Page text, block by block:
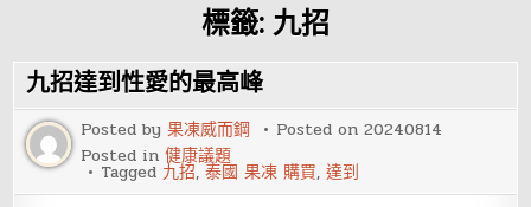
標籤: 九招
九招達到性愛的最高峰
Posted by果凍威而鋼 Posted on20240814
Posted in健康議題
Tagged 九招,泰國 果凍 購買,達到